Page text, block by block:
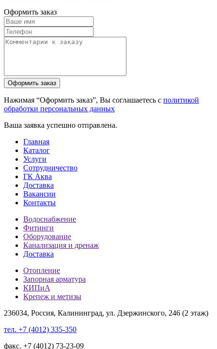
Оформить заказ
Нажимая “Оформить заказ”, Вы соглашаетесь с политикой
обработки персональных данных
Ваша заявка успешно отправлена.
Главная
Каталог
Услуги
Сотрудничество
ГК Аква
Доставка
Вакансии
Контакты
Водоснабжение
Фитинги
Оборудование
Канализация и дренаж
Доставка
Отопление
Запорная арматура
КИПиА
Крепеж и метизы
236034, Россия, Калининград, ул. Дзержинского, 246 (2 этаж)
тел. +7 (4012) 335-350
факс. +7 (4012) 73-23-09